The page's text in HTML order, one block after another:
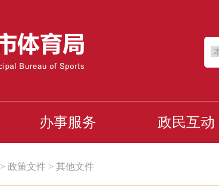
办事服务 政民互动
> 政策文件 > 其他文件